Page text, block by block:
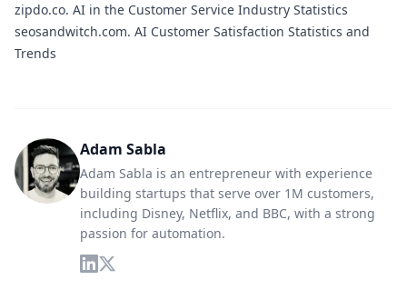
zipdo.co. AI in the Customer Service Industry Statistics
seosandwitch.com. AI Customer Satisfaction Statistics and
Trends
Adam Sabla
Adam Sabla is an entrepreneur with experience
building startups that serve over 1M customers,
including Disney, Netflix, and BBC, with a strong
passion for automation.